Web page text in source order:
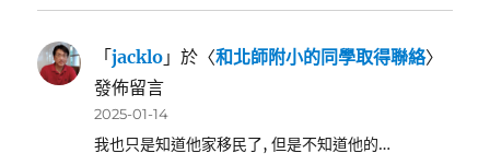
「jacklo 」於〈和北師附小的同學取得聯絡〉
發佈留言
2025-01-14
我也只是知道他家移民了, 但是不知道他的…